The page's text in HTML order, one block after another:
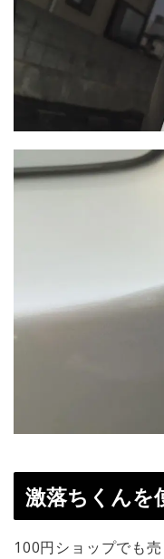
激落ちくんを
100円ショップでも